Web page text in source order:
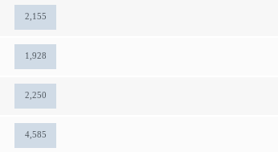
2,155
1,928
2,250
4,585